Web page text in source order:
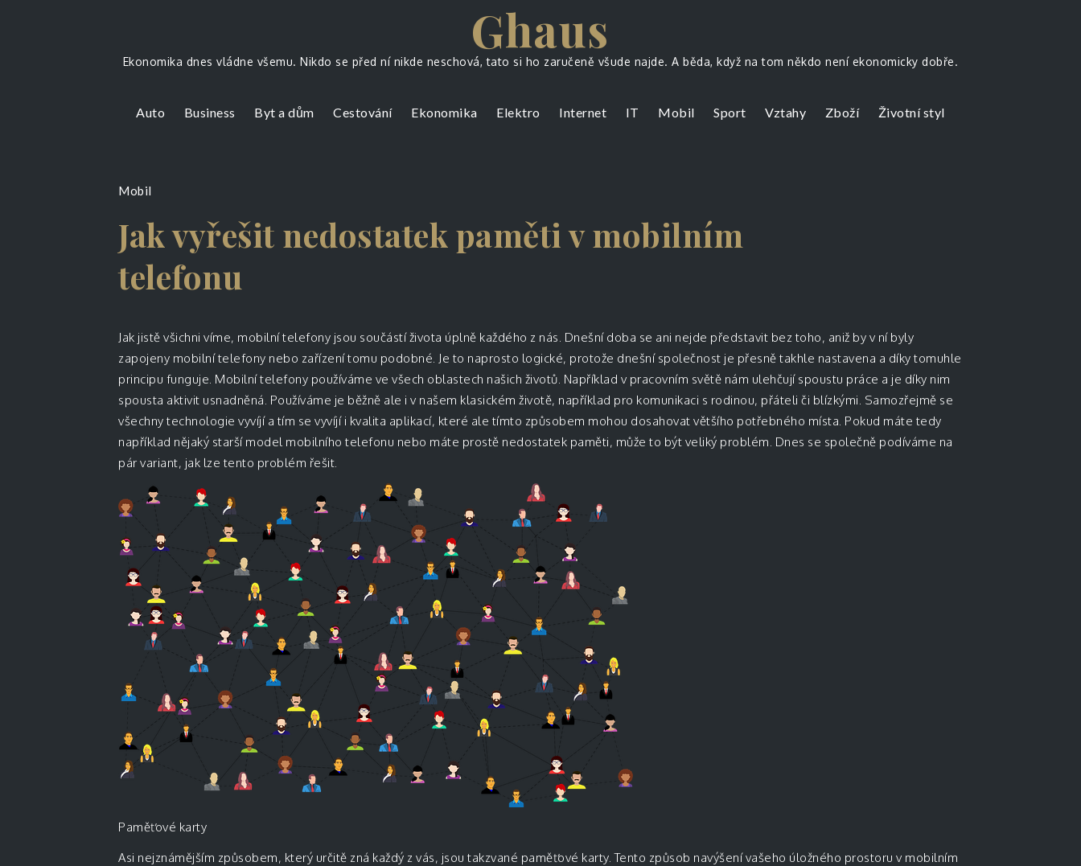
Ghaus
Ekonomika dnes vládne všemu. Nikdo se před ní nikde neschová, tato si ho zaručeně všude najde. A běda, když na tom někdo není ekonomicky dobře.
Auto Business Byt a dům Cestování Ekonomika Elektro Internet IT Mobil Sport Vztahy Zboží Životní styl
Mobil
Jak vyřešit nedostatek paměti v mobilním
telefonu
Jak jistě všichni víme, mobilní telefony jsou součástí života úplně každého z nás. Dnešní doba se ani nejde představit bez toho, aniž by v ní byly
zapojeny mobilní telefony nebo zařízení tomu podobné. Je to naprosto logické, protože dnešní společnost je přesně takhle nastavena a díky tomuhle
principu funguje. Mobilní telefony používáme ve všech oblastech našich životů. Například v pracovním světě nám ulehčují spoustu práce a je díky nim
spousta aktivit usnadněná. Používáme je běžně ale i v našem klasickém životě, například pro komunikaci s rodinou, přáteli či blízkými. Samozřejmě se
všechny technologie vyvíjí a tím se vyvíjí i kvalita aplikací, které ale tímto způsobem mohou dosahovat většího potřebného místa. Pokud máte tedy
například nějaký starší model mobilního telefonu nebo máte prostě nedostatek paměti, může to být veliký problém. Dnes se společně podíváme na
pár variant, jak lze tento problém řešit.
Paměťové karty
Asi nejznámějším způsobem, který určitě zná každý z vás, jsou takzvané paměťové karty. Tento způsob navýšení vašeho úložného prostoru v mobilním